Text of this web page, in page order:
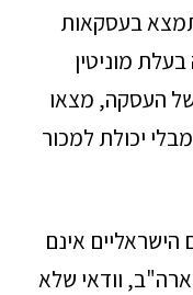
בעסקאות
מוניטין
של העסקה, מצאו
יכולת למכור
אינם
וודאי שלא